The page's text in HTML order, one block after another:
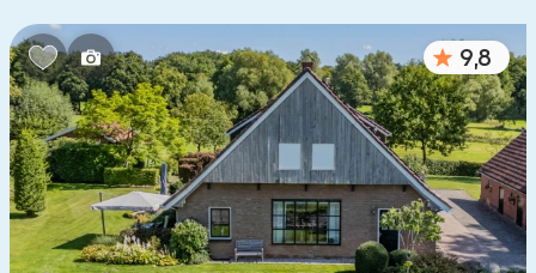
9,8